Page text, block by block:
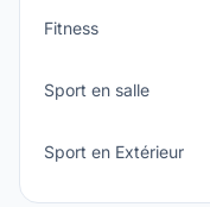
Fitness
Sport en salle
Sport en Extérieur